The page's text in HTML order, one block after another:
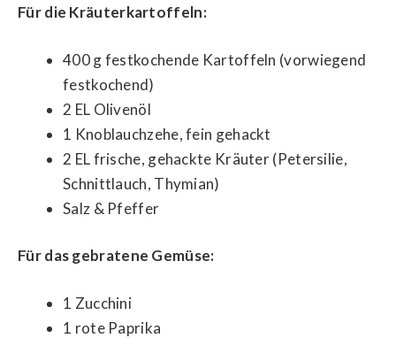
Für die Kräuterkartoffeln:
400 g festkochende Kartoffeln (vorwiegend
festkochend)
2 EL Olivenöl
1 Knoblauchzehe, fein gehackt
2 EL frische, gehackte Kräuter (Petersilie,
Schnittlauch, Thymian)
Salz & Pfeffer
Für das gebratene Gemüse:
1 Zucchini
1 rote Paprika